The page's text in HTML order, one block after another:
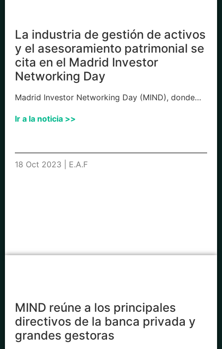
La industria de gestión de activos
y el asesoramiento patrimonial se
cita en el Madrid Investor
Networking Day
Madrid Investor Networking Day (MIND), donde…
Ir a la noticia >>
18 Oct 2023 | E.A.F
MIND reúne a los principales
directivos de la banca privada y
grandes gestoras